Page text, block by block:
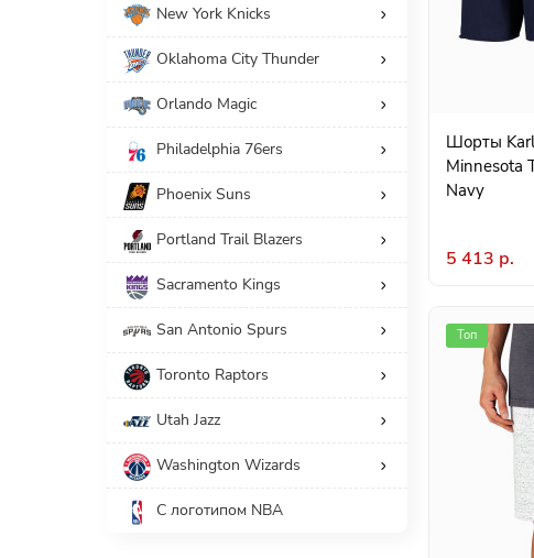
New York Knicks
Oklahoma City Thunder
Orlando Magic
Philadelphia 76ers
Phoenix Suns
Portland Trail Blazers
Sacramento Kings
San Antonio Spurs
Toronto Raptors
Utah Jazz
Washington Wizards
С логотипом NBA
Шорты
Minnesota
Navy
5 413 р.
Топ